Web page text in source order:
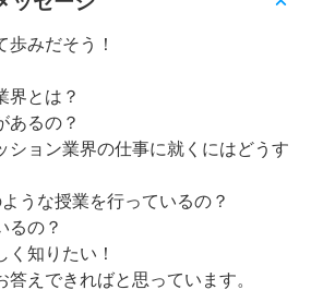
歩みだそう！
界とは？
あるの？
ション業界の仕事に就くにはどうす
うな授業を行っているの？
るの？
く知りたい！
答えできればと思っています。